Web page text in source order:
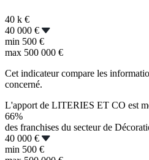
40 k €
40 000 €
min 500 €
max 500 000 €
Cet indicateur compare les
concerné.
L'apport de LITERIES ET CO est
66%
des franchises du secteur de
40 000 €
min 500 €